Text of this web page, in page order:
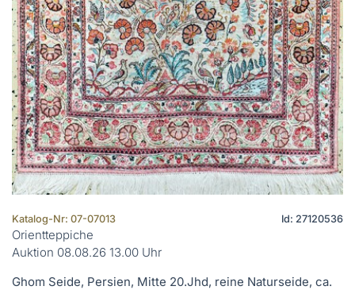
Katalog-Nr: 07-07013 Id: 27120536
Orientteppiche
Auktion 08.08.26 13.00 Uhr
Ghom Seide, Persien, Mitte 20.Jhd, reine Naturseide, ca.